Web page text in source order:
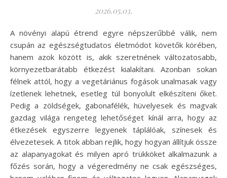
2026.05.03.
A növényi alapú étrend egyre népszerűbbé válik, nem
csupán az egészségtudatos életmódot követők körében,
hanem azok között is, akik szeretnének változatosabb,
környezetbarátabb étkezést kialakítani. Azonban sokan
félnek attól, hogy a vegetáriánus fogások unalmasak vagy
ízetlenek lehetnek, esetleg túl bonyolult elkészíteni őket.
Pedig a zöldségek, gabonafélék, hüvelyesek és magvak
gazdag világa rengeteg lehetőséget kínál arra, hogy az
étkezések egyszerre legyenek táplálóak, színesek és
élvezetesek. A titok abban rejlik, hogy hogyan állítjuk össze
az alapanyagokat és milyen apró trükköket alkalmazunk a
főzés során, hogy a végeredmény ne csak egészséges,